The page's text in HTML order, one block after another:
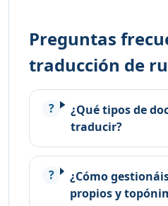
Preguntas
traducción de
¿Qué tipos de
traducir?
¿Cómo
propios y